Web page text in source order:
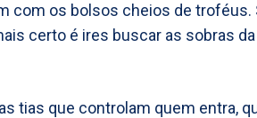
com os bolsos cheios de troféus.
certo é ires buscar as sobras
tias que controlam quem entra,